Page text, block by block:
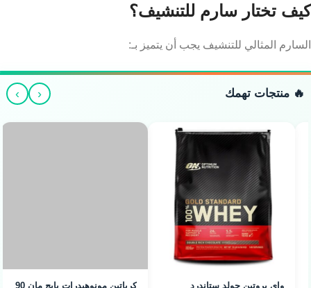
كيف تختار سارم للتنشيف؟
السارم المثالي للتنشيف يجب أن يتميز بـ:
🔥 منتجات تهمك ‹
›
واي بروتين جولد ستاندرد